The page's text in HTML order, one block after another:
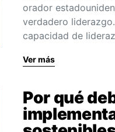
orador
verdadero
capacidad de
Ver más
Por qué